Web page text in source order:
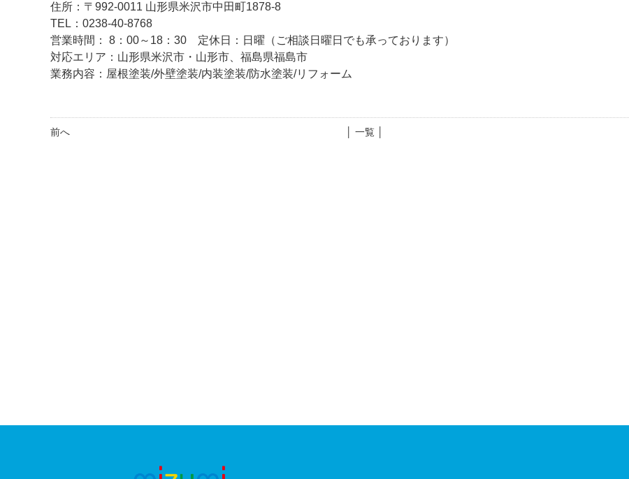
住所：〒992-0011 山形県米沢市中田町1878-8
TEL：0238-40-8768
営業時間： 8：00～18：30 定休日：日曜（ご相談日曜日でも承っております）
対応エリア：山形県米沢市・山形市、福島県福島市
業務内容：屋根塗装/外壁塗装/内装塗装/防水塗装/リフォーム
前へ │ 一覧 │